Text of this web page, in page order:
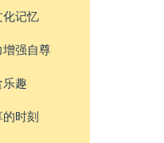
记忆
强自尊
趣
时刻